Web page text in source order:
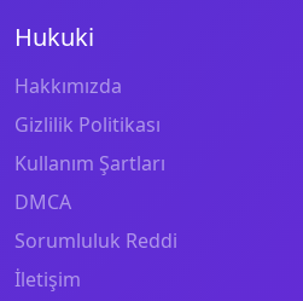
Hukuki
Hakkımızda
Gizlilik Politikası
Kullanım Şartları
DMCA
Sorumluluk Reddi
İletişim